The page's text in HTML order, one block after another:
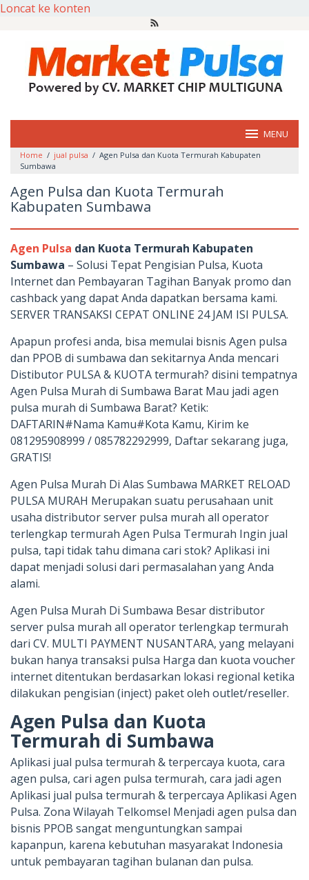
Loncat ke konten
MENU
Home / jual pulsa / Agen Pulsa dan Kuota Termurah Kabupaten
Sumbawa
Agen Pulsa dan Kuota Termurah
Kabupaten Sumbawa
Agen Pulsa dan Kuota Termurah Kabupaten
Sumbawa – Solusi Tepat Pengisian Pulsa, Kuota
Internet dan Pembayaran Tagihan Banyak promo dan
cashback yang dapat Anda dapatkan bersama kami.
SERVER TRANSAKSI CEPAT ONLINE 24 JAM ISI PULSA.
Apapun profesi anda, bisa memulai bisnis Agen pulsa
dan PPOB di sumbawa dan sekitarnya Anda mencari
Distibutor PULSA & KUOTA termurah? disini tempatnya
Agen Pulsa Murah di Sumbawa Barat Mau jadi agen
pulsa murah di Sumbawa Barat? Ketik:
DAFTARIN#Nama Kamu#Kota Kamu, Kirim ke
081295908999 / 085782292999, Daftar sekarang juga,
GRATIS!
Agen Pulsa Murah Di Alas Sumbawa MARKET RELOAD
PULSA MURAH Merupakan suatu perusahaan unit
usaha distributor server pulsa murah all operator
terlengkap termurah Agen Pulsa Termurah Ingin jual
pulsa, tapi tidak tahu dimana cari stok? Aplikasi ini
dapat menjadi solusi dari permasalahan yang Anda
alami.
Agen Pulsa Murah Di Sumbawa Besar distributor
server pulsa murah all operator terlengkap termurah
dari CV. MULTI PAYMENT NUSANTARA, yang melayani
bukan hanya transaksi pulsa Harga dan kuota voucher
internet ditentukan berdasarkan lokasi regional ketika
dilakukan pengisian (inject) paket oleh outlet/reseller.
Agen Pulsa dan Kuota
Termurah di Sumbawa
Aplikasi jual pulsa termurah & terpercaya kuota, cara
agen pulsa, cari agen pulsa termurah, cara jadi agen
Aplikasi jual pulsa termurah & terpercaya Aplikasi Agen
Pulsa. Zona Wilayah Telkomsel Menjadi agen pulsa dan
bisnis PPOB sangat menguntungkan sampai
kapanpun, karena kebutuhan masyarakat Indonesia
untuk pembayaran tagihan bulanan dan pulsa.